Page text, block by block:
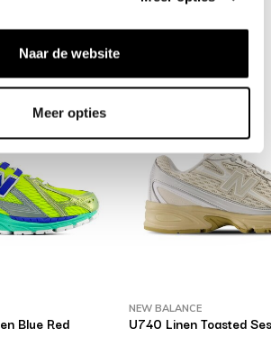
Naar de website
Meer opties
products
Blue Red
NEW BALANCE
U740 Linen Toasted